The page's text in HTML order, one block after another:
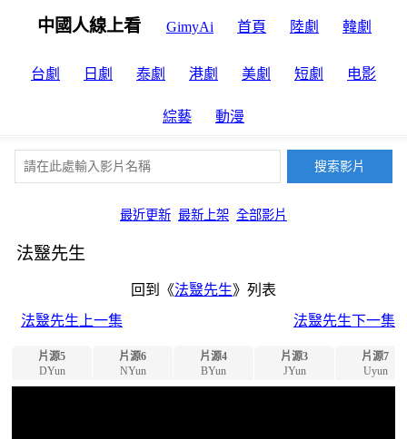
中國人線上看 GimyAi 首頁 陸劇 韓劇
台劇 日劇 泰劇 港劇 美劇 短劇 电影
綜藝 動漫
最近更新 最新上架 全部影片
法毉先生
回到《法毉先生》列表
法毉先生上一集
法毉先生下一集
片源5
DYun
片源6
NYun
片源4
BYun
片源3
JYun
片源7
Uyun